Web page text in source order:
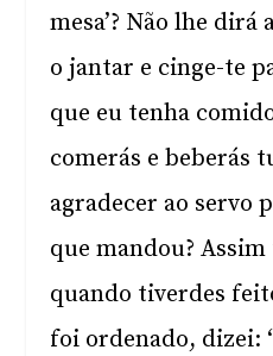
mesa’? Não lhe dirá
o jantar e cinge-te
que eu tenha
comerás e beberás
agradecer ao servo
que mandou?
quando tiverdes
foi ordenado, dizei: